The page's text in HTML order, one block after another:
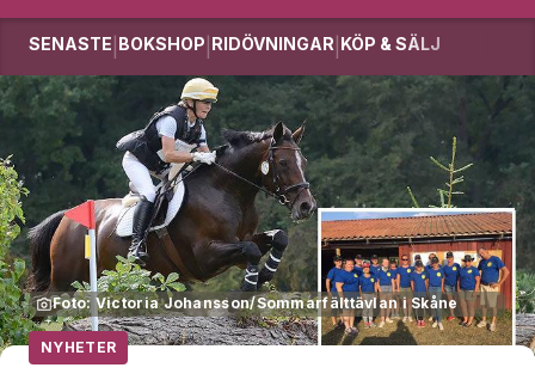
SENASTE BOKSHOP RIDÖVNINGAR KÖP & SÄLJ
Foto: Victoria Johansson/Sommarfälttävlan i Skåne
NYHETER